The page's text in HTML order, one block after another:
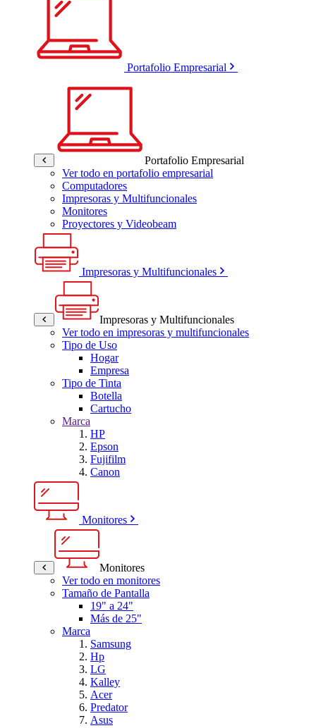
Portafolio Empresarial
Portafolio Empresarial
Ver todo en portafolio empresarial
Computadores
Impresoras y Multifuncionales
Monitores
Proyectores y Videobeam
Impresoras y Multifuncionales
Impresoras y Multifuncionales
Ver todo en impresoras y multifuncionales
Tipo de Uso
Hogar
Empresa
Tipo de Tinta
Botella
Cartucho
Marca
HP
Epson
Fujifilm
Canon
Monitores
Monitores
Ver todo en monitores
Tamaño de Pantalla
19" a 24"
Más de 25"
Marca
Samsung
Hp
LG
Kalley
Acer
Predator
Asus